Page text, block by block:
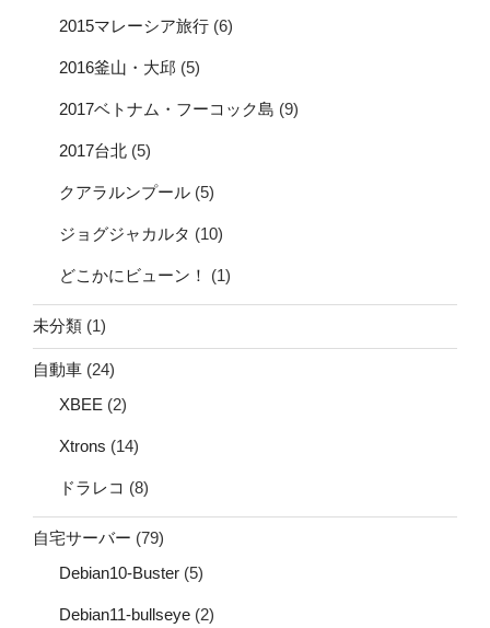
2015マレーシア旅行 (6)
2016釜山・大邱 (5)
2017ベトナム・フーコック島 (9)
2017台北 (5)
クアラルンプール (5)
ジョグジャカルタ (10)
どこかにビューン！ (1)
未分類 (1)
自動車 (24)
XBEE (2)
Xtrons (14)
ドラレコ (8)
自宅サーバー (79)
Debian10-Buster (5)
Debian11-bullseye (2)